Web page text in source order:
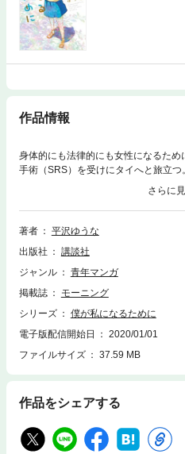
作品情報
身体的にも法律的にも女性になるた
手術（SRS）を受けにタイへと旅立つ
ていた以上に“痛かった”!! 性同一性
女性になる過程を詳細に描いた実録エ
著者
平沢ゆうな
出版社
講談社
ジャンル
青年マンガ
掲載誌
モーニング
シリーズ
僕が私になるために
電子版配信開始日
2020/01/01
ファイルサイズ
37.59 MB
作品をシェアする